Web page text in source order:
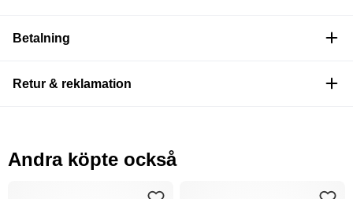
Betalning
Retur & reklamation
Andra köpte också